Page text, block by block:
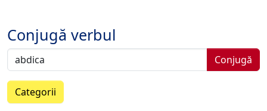
Conjugă verbul
Conjugă
Categorii